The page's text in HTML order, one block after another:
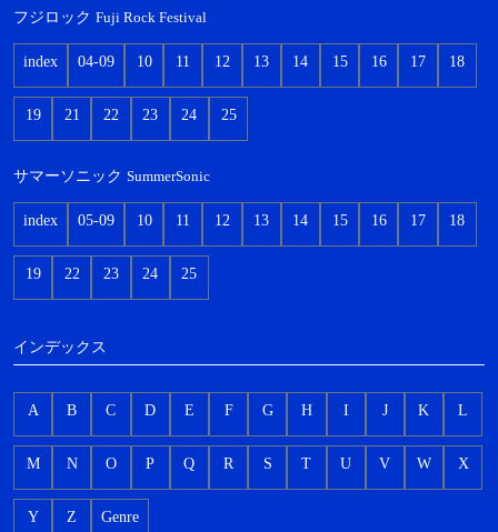
フジロック Fuji Rock Festival
index 04-09 10 11 12 13 14 15 16 17 18
19 21 22 23 24 25
サマーソニック SummerSonic
index 05-09 10 11 12 13 14 15 16 17 18
19 22 23 24 25
インデックス
A B C D E F G H I J K L
M N O P Q R S T U V W X
Y Z Genre